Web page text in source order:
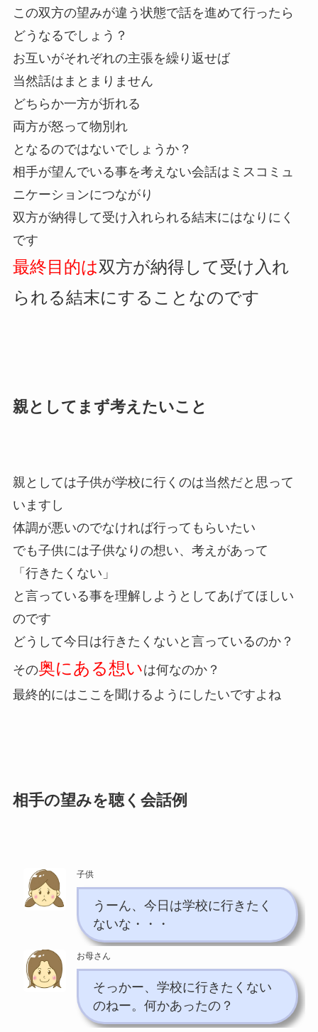
この双方の望みが違う状態で話を進めて行ったら
どうなるでしょう？
お互いがそれぞれの主張を繰り返せば
当然話はまとまりません
どちらか一方が折れる
両方が怒って物別れ
となるのではないでしょうか？
相手が望んでいる事を考えない会話はミスコミュ
ニケーションにつながり
双方が納得して受け入れられる結末にはなりにく
です
最終目的は双方が納得して受け入れ
られる結末にすることなのです
親としてまず考えたいこと
親としては子供が学校に行くのは当然だと思って
いますし
体調が悪いのでなければ行ってもらいたい
でも子供には子供なりの想い、考えがあって
「行きたくない」
と言っている事を理解しようとしてあげてほしい
のです
どうして今日は行きたくないと言っているのか？
その奥にある想いは何なのか？
最終的にはここを聞けるようにしたいですよね
相手の望みを聴く会話例
子供
うーん、今日は学校に行きたく
ないな・・・
お母さん
そっかー、学校に行きたくない
のねー。何かあったの？